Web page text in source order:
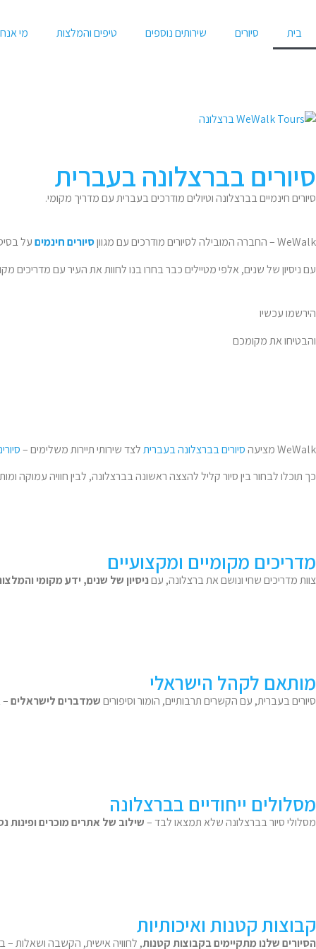
בית סיורים שירותים נוספים טיפים והמלצות מי
סיורים בברצלונה בעברית
סיורים חינמיים בברצלונה וטיולים מודרכים בעברית עם מדריך מקומי.
WeWalk – החברה המובילה לסיורים מודרכים עם מגוון סיורים חינמיםעל
עם ניסיון של שנים, אלפי מטיילים כבר בחרו בנו לחוות את העיר עם מדריכים
הירשמו עכשיו
והבטיחו את מקומכם
WeWalk מציעה סיורים בברצלונה בעבריתלצד שירותי תיירות משלימים –
כך תוכלו לבחור בין סיור קליל להצצה ראשונה בברצלונה, לבין חוויה עמוקה
מדריכים מקומיים ומקצועיים
צוות מדריכים שחי ונושם את ברצלונה, עםניסיון של שנים, ידע מקומי
מותאם לקהל הישראלי
סיורים בעברית, עם הקשרים תרבותיים, הומור וסיפוריםשמדברים לישראלים–
מסלולים ייחודיים בברצלונה
מסלולי סיור בברצלונה שלא תמצאו לבד –שילוב של אתרים מוכרים ופינות
קבוצות קטנות ואיכותיות
הסיורים שלנו מתקיימים בקבוצות קטנות, לחוויה אישית, הקשבה ושאלות –